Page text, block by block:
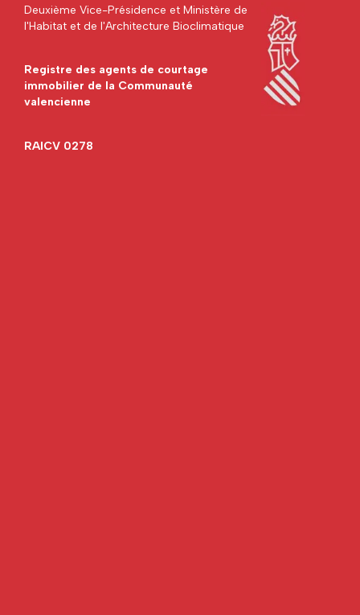
Deuxième Vice-Présidence et Ministère de
l'Habitat et de l'Architecture Bioclimatique
Registre des agents de courtage
immobilier de la Communauté
valencienne
RAICV 0278